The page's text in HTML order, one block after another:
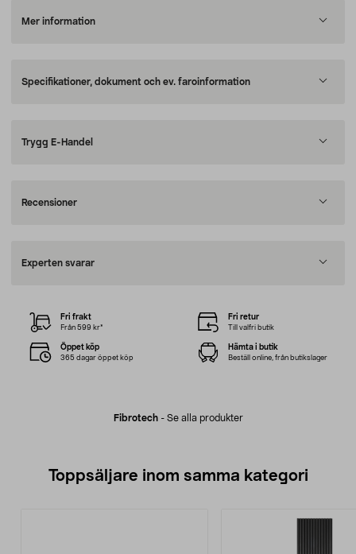
Mer information
Specifikationer, dokument och ev. faroinformation
Trygg E-Handel
Recensioner
Experten svarar
Fibrotech- Se alla produkter
Fri frakt
Från 599 kr*
Fri retur
Till valfri butik
Öppet köp
365 dagar öppet köp
Hämta i butik
Beställ online, från butikslager
Toppsäljare inom samma kategori